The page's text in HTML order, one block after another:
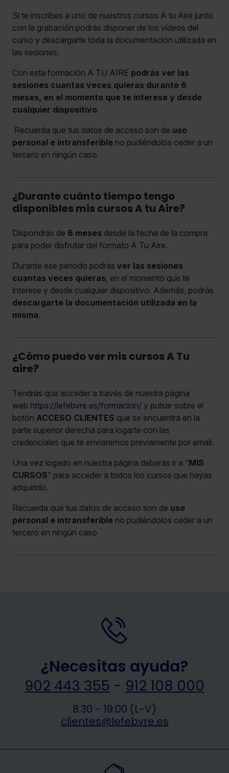
Si te inscribes a uno de nuestros cursos A tu Aire junto
con la grabación podrás disponer de los vídeos del
curso y descargarte toda la documentación utilizada en
las sesiones.
Con esta formación A TU AIRE podrás ver las
sesiones cuantas veces quieras durante 6
meses, en el momento que te interese y desde
cualquier dispositivo.
Recuerda que tus datos de acceso son de uso
personal e intransferible no pudiéndolos ceder a un
tercero en ningún caso
¿Durante cuánto tiempo tengo
disponibles mis cursos A tu Aire?
Dispondrás de 6 meses desde la fecha de la compra
para poder disfrutar del formato A Tu Aire.
Durante ese periodo podrás ver las sesiones
cuantas veces quieras , en el momento que te
interese y desde cualquier dispositivo. Además, podrás
descargarte la documentación utilizada en la
misma.
¿Cómo puedo ver mis cursos A Tu
aire?
Tendrás que acceder a través de nuestra página
web https://lefebvre.es/formacion/ y pulsar sobre el
botón ACCESO CLIENTES que se encuentra en la
parte superior derecha para logarte con las
credenciales que te enviaremos previamente por email.
Una vez logado en nuestra página deberás ir a “MIS
CURSOS” para acceder a todos los cursos que hayas
adquirido.
Recuerda que tus datos de acceso son de uso
personal e intransferible no pudiéndolos ceder a un
tercero en ningún caso
¿Necesitas ayuda?
902 443 355 - 912 108 000
8.30 - 19:00 (L-V)
clientes@lefebvre.es